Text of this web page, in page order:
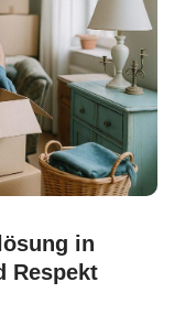
in
Respekt